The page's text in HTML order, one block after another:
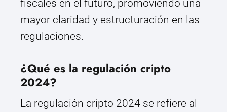
fiscales en el futuro, promoviendo una
mayor claridad y estructuración en las
regulaciones.
¿Qué es la regulación cripto
2024?
La regulación cripto 2024 se refiere al